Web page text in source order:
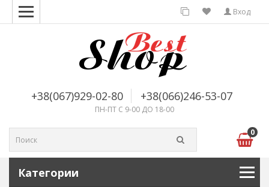
Вход
+38(067)929-02-80 +38(066)246-53-07
ПН-ПТ С 9-00 ДО 18-00
0
Категории